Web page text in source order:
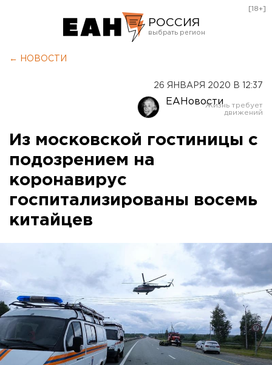
РОССИЯ
Оренбург
[18+]
← НОВОСТИ
26 ЯНВАРЯ 2020 В 12:37
ЕАНовости
Из московской гостиницы с
подозрением на
коронавирус
госпитализированы восемь
китайцев